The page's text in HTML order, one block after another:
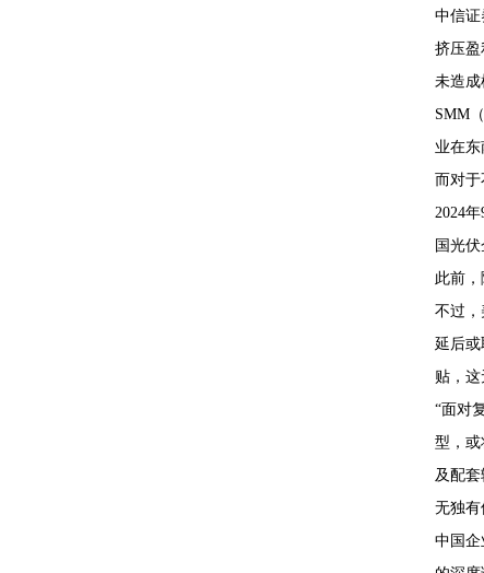
中信证
挤压
未造成
SMM
业在
而对
2024
国光
此前
不过
延后
贴，
“面对
型，或
及配
无独有
中国